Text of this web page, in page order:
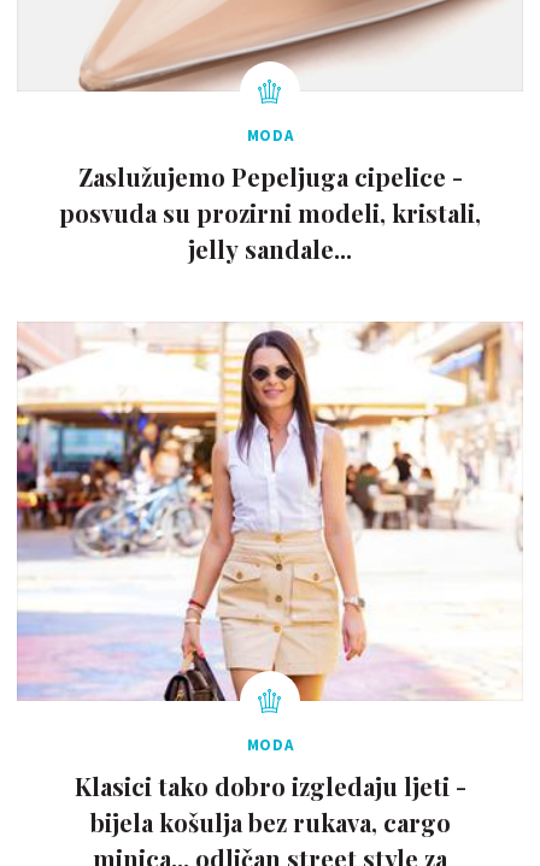
MODA
Zaslužujemo Pepeljuga cipelice -
posvuda su prozirni modeli, kristali,
jelly sandale...
MODA
Klasici tako dobro izgledaju ljeti -
bijela košulja bez rukava, cargo
minica... odličan street style za